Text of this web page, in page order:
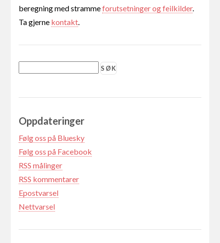
beregning med strammeforutsetninger og feilkilder.
Ta gjerne kontakt.
Oppdateringer
Følg oss på Bluesky
Følg oss på Facebook
RSS målinger
RSS kommentarer
Epostvarsel
Nettvarsel